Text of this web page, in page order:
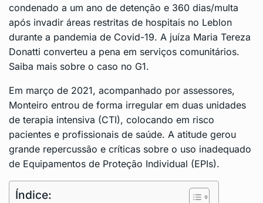
condenado a um ano de detenção e 360 dias/multa
após invadir áreas restritas de hospitais no Leblon
durante a pandemia de Covid-19. A juíza Maria Tereza
Donatti converteu a pena em serviços comunitários.
Saiba mais sobre o caso no G1.
Em março de 2021, acompanhado por assessores,
Monteiro entrou de forma irregular em duas unidades
de terapia intensiva (CTI), colocando em risco
pacientes e profissionais de saúde. A atitude gerou
grande repercussão e críticas sobre o uso inadequado
de Equipamentos de Proteção Individual (EPIs).
Índice: